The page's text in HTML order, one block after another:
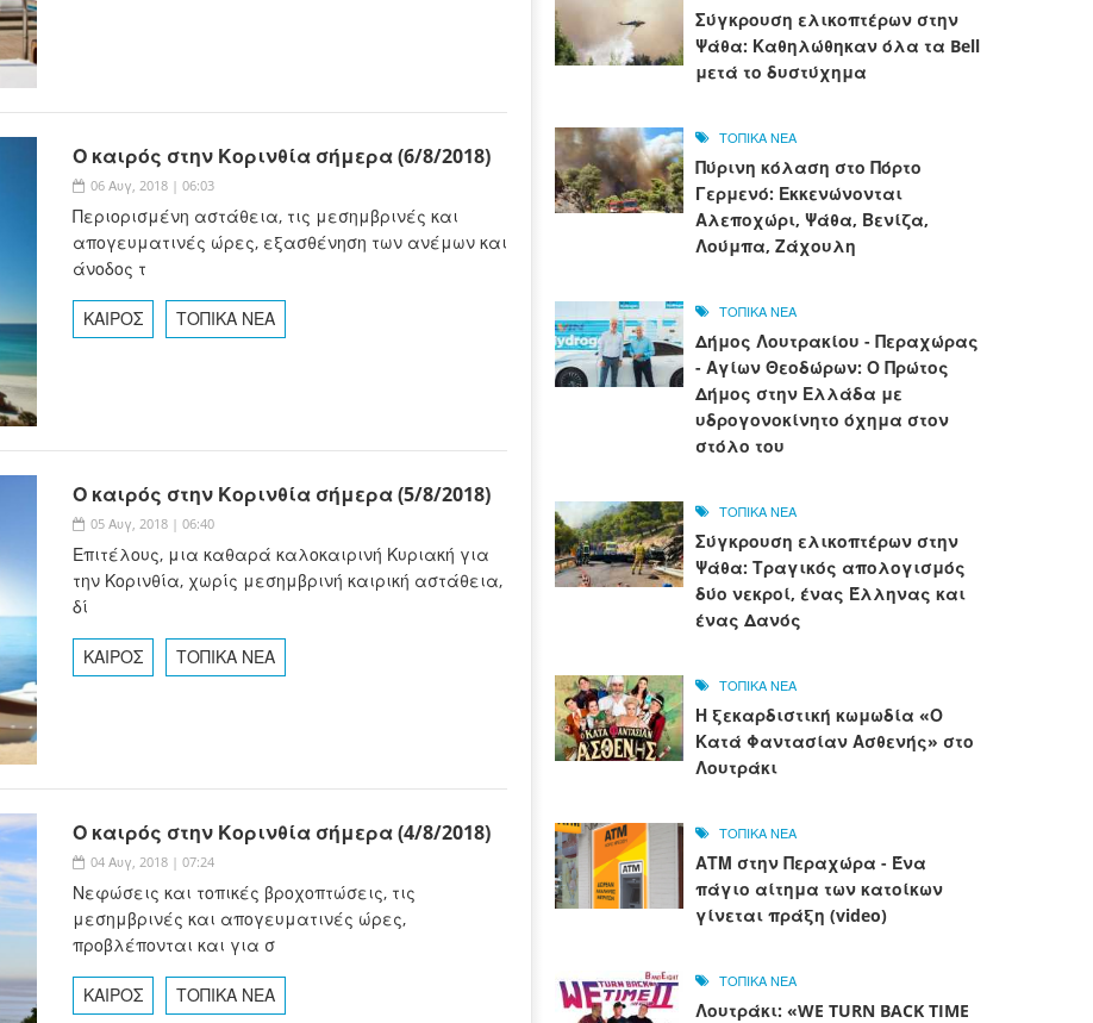
Ο καιρός στην Κορινθία σήμερα (6/8/2018)
06 Αυγ, 2018 | 06:03
Περιορισμένη αστάθεια, τις μεσημβρινές και
απογευματινές ώρες, εξασθένηση των ανέμων και
άνοδος τ
ΚΑΙΡΟΣ ΤΟΠΙΚΑ ΝΕΑ
Ο καιρός στην Κορινθία σήμερα (5/8/2018)
05 Αυγ, 2018 | 06:40
Επιτέλους, μια καθαρά καλοκαιρινή Κυριακή για
την Κορινθία, χωρίς μεσημβρινή καιρική αστάθεια,
δί
ΚΑΙΡΟΣ ΤΟΠΙΚΑ ΝΕΑ
Ο καιρός στην Κορινθία σήμερα (4/8/2018)
04 Αυγ, 2018 | 07:24
Νεφώσεις και τοπικές βροχοπτώσεις, τις
μεσημβρινές και απογευματινές ώρες,
προβλέπονται και για σ
ΚΑΙΡΟΣ ΤΟΠΙΚΑ ΝΕΑ
Σύγκρουση ελικοπτέρων στην
Ψάθα: Καθηλώθηκαν όλα τα Bell
μετά το δυστύχημα
ΤΟΠΙΚΑ ΝΕΑ
Πύρινη κόλαση στο Πόρτο
Γερμενό: Εκκενώνονται
Αλεποχώρι, Ψάθα, Βενίζα,
Λούμπα, Ζάχουλη
ΤΟΠΙΚΑ ΝΕΑ
Δήμος Λουτρακίου - Περαχώρας
- Αγίων Θεοδώρων: Ο Πρώτος
Δήμος στην Ελλάδα με
υδρογονοκίνητο όχημα στον
στόλο του
ΤΟΠΙΚΑ ΝΕΑ
Σύγκρουση ελικοπτέρων στην
Ψάθα: Τραγικός απολογισμός
δύο νεκροί, ένας Έλληνας και
ένας Δανός
ΤΟΠΙΚΑ ΝΕΑ
Η ξεκαρδιστική κωμωδία «Ο
Κατά Φαντασίαν Ασθενής» στο
Λουτράκι
ΤΟΠΙΚΑ ΝΕΑ
ΑΤΜ στην Περαχώρα - Ένα
πάγιο αίτημα των κατοίκων
γίνεται πράξη (video)
ΤΟΠΙΚΑ ΝΕΑ
Λουτράκι: «WE TURN BACK TIME